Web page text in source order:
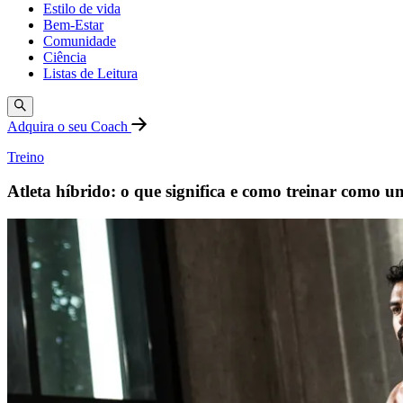
Estilo de vida
Bem-Estar
Comunidade
Ciência
Listas de Leitura
Adquira o seu Coach
Treino
Atleta híbrido: o que significa e como treinar como